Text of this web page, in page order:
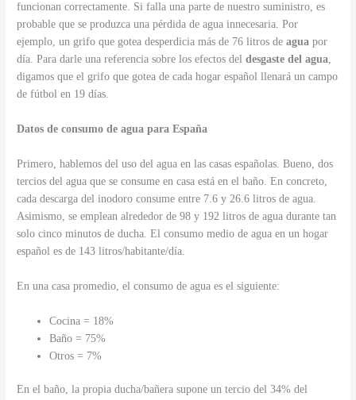
funcionan correctamente. Si falla una parte de nuestro suministro, es
probable que se produzca una pérdida de agua innecesaria. Por
ejemplo, un grifo que gotea desperdicia más de 76 litros deaguapor
día. Para darle una referencia sobre los efectos deldesgaste del agua,
digamos que el grifo que gotea de cada hogar español llenará un campo
de fútbol en 19 días.
Datos de consumo de agua para España
Primero, hablemos del uso del agua en las casas españolas. Bueno, dos
tercios del agua que se consume en casa está en el baño. En concreto,
cada descarga del inodoro consume entre 7.6 y 26.6 litros de agua.
Asimismo, se emplean alrededor de 98 y 192 litros de agua durante tan
solo cinco minutos de ducha. El consumo medio de agua en un hogar
español es de 143 litros/habitante/día.
En una casa promedio, el consumo de agua es el siguiente:
Cocina = 18%
Baño = 75%
Otros = 7%
En el baño, la propia ducha/bañera supone un tercio del 34% del